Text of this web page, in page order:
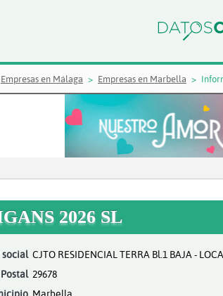
Empresas en Málaga Empresas en Marbella
2026 SL
CJTO RESIDENCIAL TERRA Bl.1 BAJA -
29678